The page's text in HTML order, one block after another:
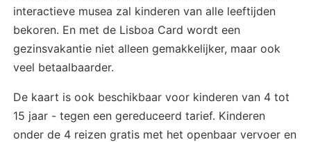
interactieve musea zal kinderen van alle leeftijden
bekoren. En met de Lisboa Card wordt een
gezinsvakantie niet alleen gemakkelijker, maar ook
veel betaalbaarder.
De kaart is ook beschikbaar voor kinderen van 4 tot
15 jaar - tegen een gereduceerd tarief. Kinderen
onder de 4 reizen gratis met het openbaar vervoer en